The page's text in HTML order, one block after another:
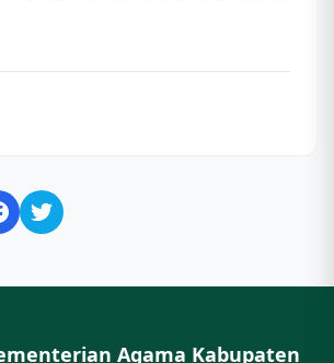
Agama Kabupaten